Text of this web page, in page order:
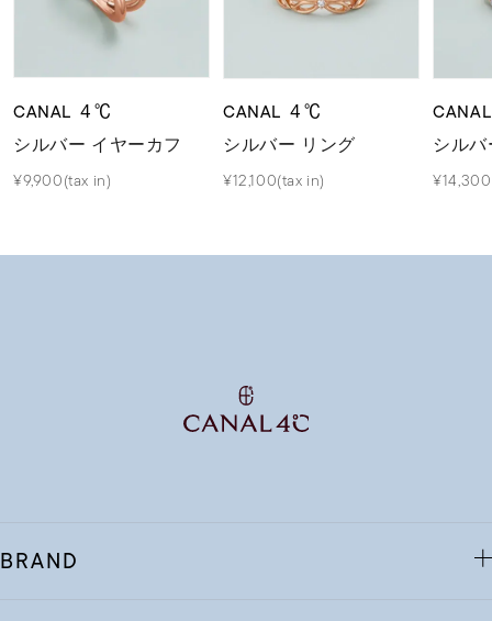
CANAL ４℃
シルバー イヤーカフ
¥9,900(tax in)
CANAL ４℃
シルバー リング
¥12,100(tax in)
シル
BRAND